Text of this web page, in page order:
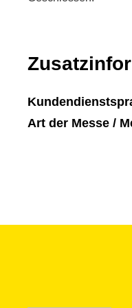
Art der Messe /